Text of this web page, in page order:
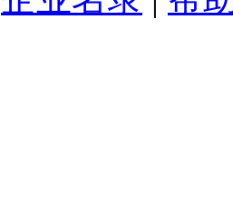
企业名录 | 帮